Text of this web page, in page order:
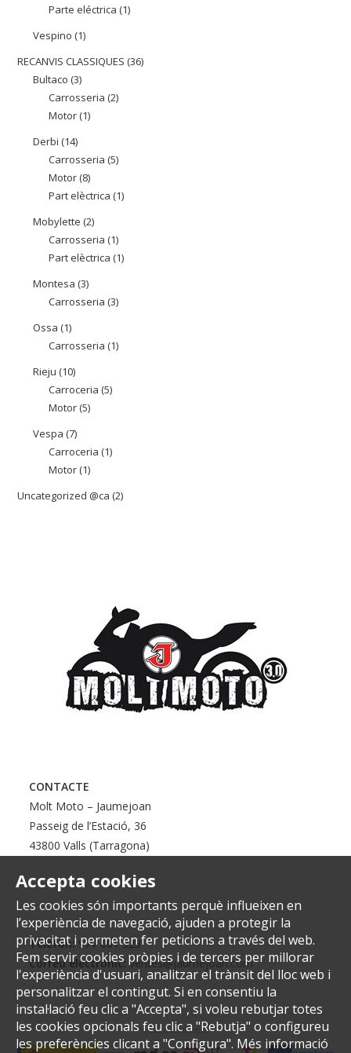
productes
Parte eléctrica 11
Vespino 11
producte
RECANVIS CLASSIQUES 3636
Bultaco 33
productes
Carrosseria 22
Motor 11
Derbi 1414
productes
Carrosseria 55
Motor 88
productes
Part elèctrica 11
Mobylette 22
productes
Carrosseria 11
producte
Part elèctrica 11
Montesa 33
productes
Carrosseria 33
Ossa 11
producte
Carrosseria 11
Rieju 1010
productes
Carroceria 55
Motor 55
Vespa 77
productes
Carroceria 11
Motor 11
producte
Uncategorized @ca 22
Accepta cookies
Les cookies són importants perquè influeixen en
l’experiència de navegació, ajuden a protegir la
privacitat i permeten fer peticions a través del web.
Fem servir cookies pròpies i de tercers per millorar
l'experiència d'usuari, analitzar el trànsit del lloc web i
personalitzar el contingut. Si en consentiu la
instal·lació feu clic a "Accepta", si voleu rebutjar totes
les cookies opcionals feu clic a "Rebutja" o configureu
les preferències clicant a "Configura". Més informació
CONTACTE
Molt Moto – Jaumejoan
Passeig de l’Estació, 36
43800 Valls (Tarragona)
Telèfon:977 601 323
Correu electrònic: ventes@jaumejoan.com